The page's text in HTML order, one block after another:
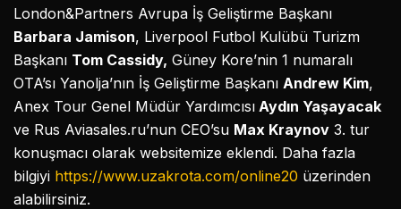
London&Partners Avrupa İş Geliştirme Başkanı
Barbara Jamison, Liverpool Futbol Kulübü Turizm
Başkanı Tom Cassidy, Güney Kore’nin 1 numaralı
OTA’sı Yanolja’nın İş Geliştirme Başkanı Andrew Kim,
Anex Tour Genel Müdür Yardımcısı Aydın Yaşayacak
ve Rus Aviasales.ru’nun CEO’su Max Kraynov 3. tur
konuşmacı olarak websitemize eklendi. Daha fazla
bilgiyi https://www.uzakrota.com/online20 üzerinden
alabilirsiniz.